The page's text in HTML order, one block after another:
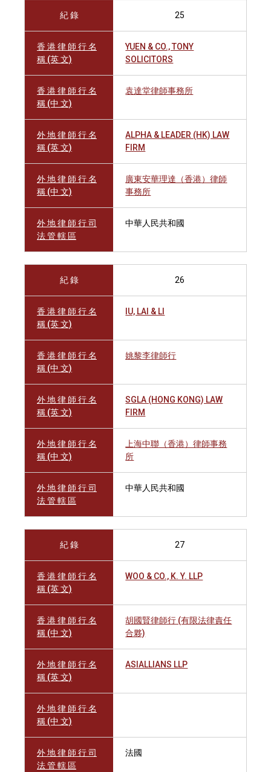
紀 錄 25
香 港 律 師 行 名
稱 (英 文)
YUEN & CO., TONY
SOLICITORS
香 港 律 師 行 名
稱 (中 文)
袁達堂律師事務所
外 地 律 師 行 名
稱 (英 文)
ALPHA & LEADER (HK) LAW
FIRM
外 地 律 師 行 名
稱 (中 文)
廣東安華理達（香港）律師
事務所
外 地 律 師 行 司
法 管 轄 區
中華人民共和國
紀 錄 26
香 港 律 師 行 名
稱 (英 文)
IU, LAI & LI
香 港 律 師 行 名
稱 (中 文)
姚黎李律師行
外 地 律 師 行 名
稱 (英 文)
SGLA (HONG KONG) LAW
FIRM
外 地 律 師 行 名
稱 (中 文)
上海中聯（香港）律師事務
所
外 地 律 師 行 司
法 管 轄 區
中華人民共和國
紀 錄 27
香 港 律 師 行 名
稱 (英 文)
WOO & CO., K. Y. LLP
香 港 律 師 行 名
稱 (中 文)
胡國賢律師行 (有限法律責任
合夥)
外 地 律 師 行 名
稱 (英 文)
ASIALLIANS LLP
外 地 律 師 行 名
稱 (中 文)
外 地 律 師 行 司
法 管 轄 區
法國